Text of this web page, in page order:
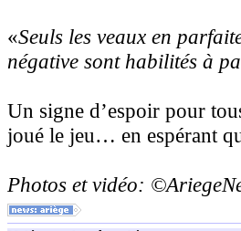
«Seuls les veaux en
négative sont habilités à
Un signe d’espoir pour
joué le jeu… en espérant
Photos et vidéo: